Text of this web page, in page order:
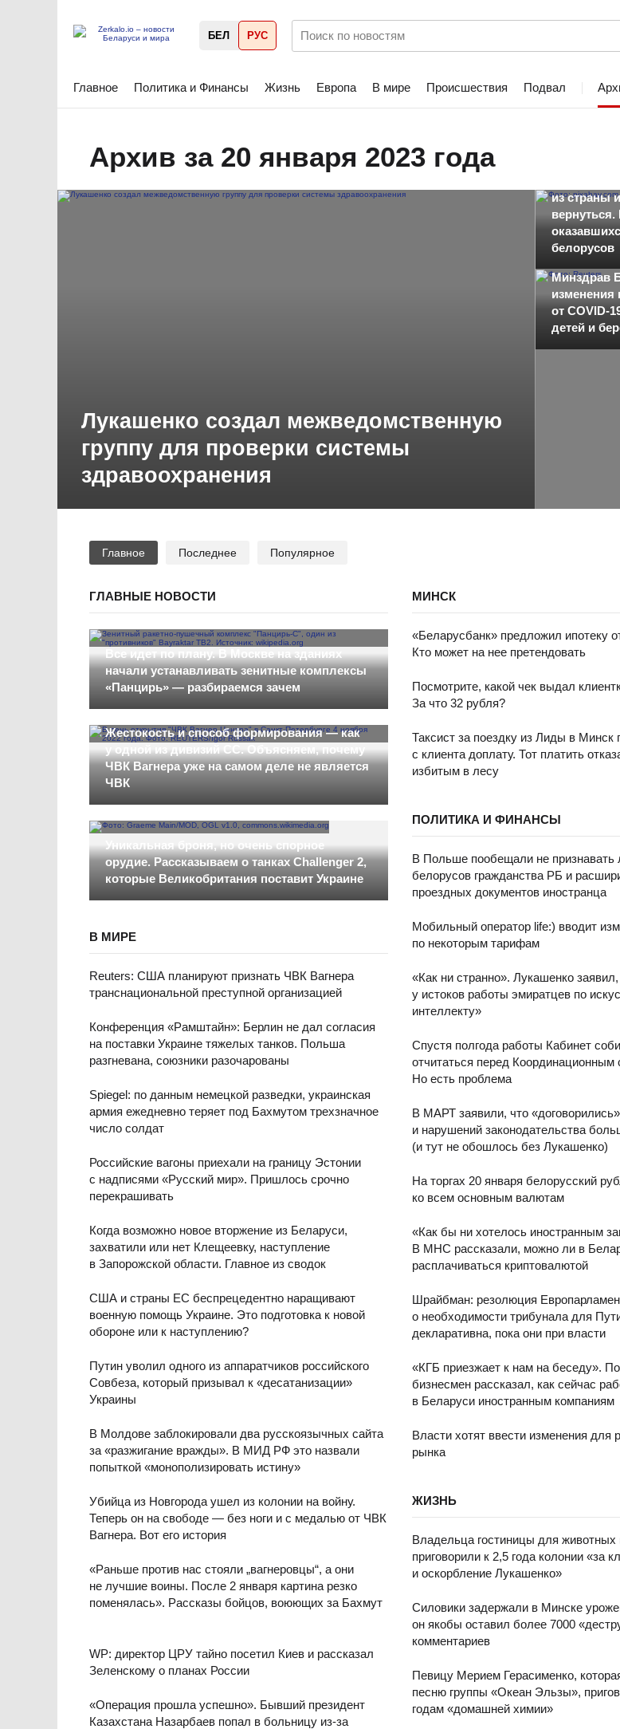
БЕЛ РУС
Главное Политика и Финансы Жизнь Европа В мире Происшествия Подвал
Архив за 20 января 2023 года
Лукашенко создал межведомственную
группу для проверки системы
здравоохранения
из страны
белорусов
Минздрав
изменения
от COVID-
детей и
Главное Последнее Популярное
ГЛАВНЫЕ НОВОСТИ
Все идет по плану. В Москве на зданиях
начали устанавливать зенитные комплексы
«Панцирь» — разбираемся зачем
Жестокость и способ формирования — как
у одной из дивизий СС. Объясняем, почему
ЧВК Вагнера уже на самом деле не является
ЧВК
Уникальная броня, но очень спорное
орудие. Рассказываем о танках Challenger 2,
которые Великобритания поставит Украине
В МИРЕ
Reuters: США планируют признать ЧВК Вагнера
транснациональной преступной организацией
Конференция «Рамштайн»: Берлин не дал согласия
на поставки Украине тяжелых танков. Польша
разгневана, союзники разочарованы
Spiegel: по данным немецкой разведки, украинская
армия ежедневно теряет под Бахмутом трехзначное
число солдат
Российские вагоны приехали на границу Эстонии
с надписями «Русский мир». Пришлось срочно
перекрашивать
Когда возможно новое вторжение из Беларуси,
захватили или нет Клещеевку, наступление
в Запорожской области. Главное из сводок
США и страны ЕС беспрецедентно наращивают
военную помощь Украине. Это подготовка к новой
обороне или к наступлению?
Путин уволил одного из аппаратчиков российского
Совбеза, который призывал к «десатанизации»
Украины
В Молдове заблокировали два русскоязычных сайта
за «разжигание вражды». В МИД РФ это назвали
попыткой «монополизировать истину»
Убийца из Новгорода ушел из колонии на войну.
Теперь он на свободе — без ноги и с медалью от ЧВК
Вагнера. Вот его история
«Раньше против нас стояли „вагнеровцы“, а они
не лучшие воины. После 2 января картина резко
поменялась». Рассказы бойцов, воюющих за Бахмут
WP: директор ЦРУ тайно посетил Киев и рассказал
Зеленскому о планах России
«Операция прошла успешно». Бывший президент
Казахстана Назарбаев попал в больницу из-за
МИНСК
«Беларусбанк» предложил ипотеку
Кто может на нее претендовать
Посмотрите, какой чек выдал
За что 32 рубля?
Таксист за поездку из Лиды в Минск
с клиента доплату. Тот платить
избитым в лесу
ПОЛИТИКА И ФИНАНСЫ
В Польше пообещали не признавать
белорусов гражданства РБ и
проездных документов иностранца
Мобильный оператор life:) вводит
по некоторым тарифам
«Как ни странно». Лукашенко
у истоков работы эмиратцев по
интеллекту»
Спустя полгода работы Кабинет
отчитаться перед Координационным
Но есть проблема
В МАРТ заявили, что
и нарушений законодательства
(и тут не обошлось без Лукашенко)
На торгах 20 января белорусский
ко всем основным валютам
«Как бы ни хотелось иностранным
В МНС рассказали, можно ли в
расплачиваться криптовалютой
Шрайбман: резолюция
о необходимости трибунала для
декларативна, пока они при власти
«КГБ приезжает к нам на беседу».
бизнесмен рассказал, как сейчас
в Беларуси иностранным компаниям
Власти хотят ввести изменения для
рынка
ЖИЗНЬ
Владельца гостиницы для животных
приговорили к 2,5 года колонии «за
и оскорбление Лукашенко»
Силовики задержали в Минске
он якобы оставил более 7000
комментариев
Певицу Мерием Герасименко,
песню группы «Океан Эльзы»,
годам «домашней химии»